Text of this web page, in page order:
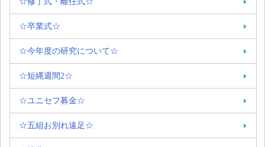
☆卒業式☆
☆今年度の研究について☆
☆短縄週間2☆
☆ユニセフ募金☆
☆五組お別れ遠足☆